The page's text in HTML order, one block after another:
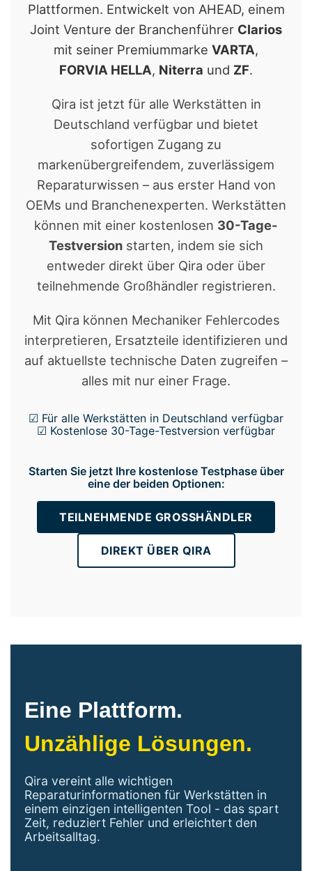
Plattformen. Entwickelt von AHEAD, einem
Joint Venture der Branchenführer Clarios
mit seiner Premiummarke VARTA,
FORVIA HELLA, Niterra und ZF.
Qira ist jetzt für alle Werkstätten in
Deutschland verfügbar und bietet
sofortigen Zugang zu
markenübergreifendem, zuverlässigem
Reparaturwissen – aus erster Hand von
OEMs und Branchenexperten. Werkstätten
können mit einer kostenlosen 30-Tage-
Testversion starten, indem sie sich
entweder direkt über Qira oder über
teilnehmende Großhändler registrieren.
Mit Qira können Mechaniker Fehlercodes
interpretieren, Ersatzteile identifizieren und
auf aktuellste technische Daten zugreifen –
alles mit nur einer Frage.
☑ Für alle Werkstätten in Deutschland verfügbar
☑ Kostenlose 30-Tage-Testversion verfügbar
Starten Sie jetzt Ihre kostenlose Testphase über
eine der beiden Optionen:
TEILNEHMENDE GROSSHÄNDLER
DIREKT ÜBER QIRA
Eine Plattform.
Unzählige Lösungen.
Qira vereint alle wichtigen
Reparaturinformationen für Werkstätten in
einem einzigen intelligenten Tool - das spart
Zeit, reduziert Fehler und erleichtert den
Arbeitsalltag.